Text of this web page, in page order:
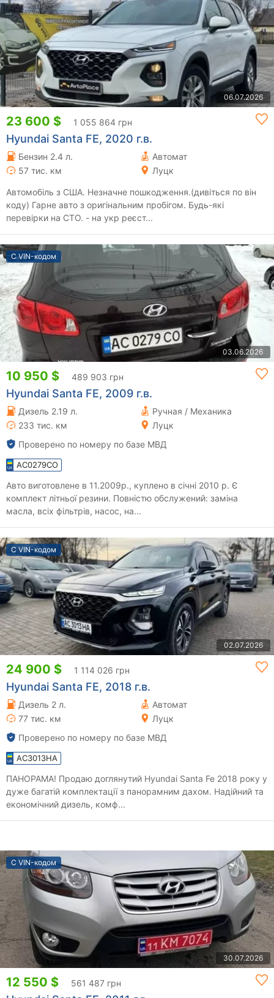
06.07.2026
23 600 $ 1 055 864 грн
Hyundai Santa FE, 2020 г.в.
Бензин 2.4 л.
Автомат
57 тис. км
Луцк
Автомобіль з CША. Незначне пошкодження.(дивіться по він
коду) Гарне авто з оригінальним пробігом. Будь-які
перевірки на СТО. - на укр реєст...
С VIN-кодом
03.06.2026
10 950 $ 489 903 грн
Hyundai Santa FE, 2009 г.в.
Дизель 2.19 л.
Ручная / Механика
233 тис. км
Луцк
Проверено по номеру по базе МВД
AC0279CO
Авто виготовлене в 11.2009р., куплено в січні 2010 р. Є
комплект літньої резини. Повністю обслужений: заміна
масла, всіх фільтрів, насос, на...
С VIN-кодом
02.07.2026
24 900 $ 1 114 026 грн
Hyundai Santa FE, 2018 г.в.
Дизель 2 л.
Автомат
77 тис. км
Луцк
Проверено по номеру по базе МВД
AC3013HA
ПАНОРАМА! Продаю доглянутий Hyundai Santa Fe 2018 року у
дуже багатій комплектації з панорамним дахом. Надійний та
економічний дизель, комф...
С VIN-кодом
30.07.2026
12 550 $ 561 487 грн